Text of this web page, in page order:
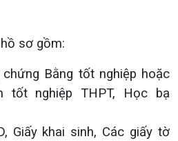
sơ gồm:
Bằng tốt nghiệp hoặc
tốt nghiệp THPT, Học bạ
Giấy khai sinh, Các giấy tờ